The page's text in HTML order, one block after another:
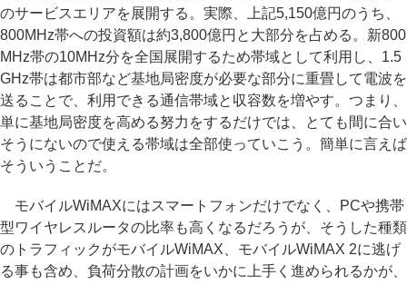
のサービスエリアを展開する。実際、上記5,150億円のうち、
800MHz帯への投資額は約3,800億円と大部分を占める。新800
MHz帯の10MHz分を全国展開するため帯域として利用し、1.5
GHz帯は都市部など基地局密度が必要な部分に重畳して電波を
送ることで、利用できる通信帯域と収容数を増やす。つまり、
単に基地局密度を高める努力をするだけでは、とても間に合い
そうにないので使える帯域は全部使っていこう。簡単に言えば
そういうことだ。
モバイルWiMAXにはスマートフォンだけでなく、PCや携帯
型ワイヤレスルータの比率も高くなるだろうが、そうした種類
のトラフィックがモバイルWiMAX、モバイルWiMAX 2に逃げ
る事も含め、負荷分散の計画をいかに上手く進められるかが、